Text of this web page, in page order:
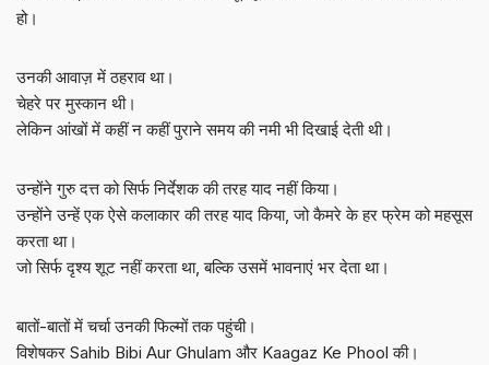
हो।
उनकी आवाज़ में ठहराव था।
चेहरे पर मुस्कान थी।
लेकिन आंखों में कहीं न कहीं पुराने समय की नमी भी दिखाई देती थी।
उन्होंने गुरु दत्त को सिर्फ निर्देशक की तरह याद नहीं किया।
उन्होंने उन्हें एक ऐसे कलाकार की तरह याद किया, जो कैमरे के हर फ्रेम को महसूस
करता था।
जो सिर्फ दृश्य शूट नहीं करता था, बल्कि उसमें भावनाएं भर देता था।
बातों-बातों में चर्चा उनकी फिल्मों तक पहुंची।
विशेषकर Sahib Bibi Aur Ghulam और Kaagaz Ke Phool की।